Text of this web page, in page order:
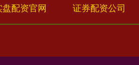
盘配资官网 证券配资公司